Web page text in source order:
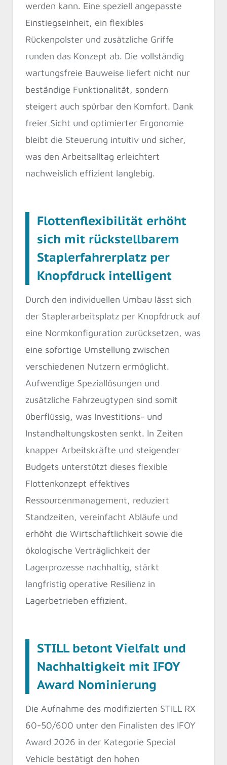
werden kann. Eine speziell angepasste
Einstiegseinheit, ein flexibles
Rückenpolster und zusätzliche Griffe
runden das Konzept ab. Die vollständig
wartungsfreie Bauweise liefert nicht nur
beständige Funktionalität, sondern
steigert auch spürbar den Komfort. Dank
freier Sicht und optimierter Ergonomie
bleibt die Steuerung intuitiv und sicher,
was den Arbeitsalltag erleichtert
nachweislich effizient langlebig.
Flottenflexibilität erhöht
sich mit rückstellbarem
Staplerfahrerplatz per
Knopfdruck intelligent
Durch den individuellen Umbau lässt sich
der Staplerarbeitsplatz per Knopfdruck auf
eine Normkonfiguration zurücksetzen, was
eine sofortige Umstellung zwischen
verschiedenen Nutzern ermöglicht.
Aufwendige Speziallösungen und
zusätzliche Fahrzeugtypen sind somit
überflüssig, was Investitions- und
Instandhaltungskosten senkt. In Zeiten
knapper Arbeitskräfte und steigender
Budgets unterstützt dieses flexible
Flottenkonzept effektives
Ressourcenmanagement, reduziert
Standzeiten, vereinfacht Abläufe und
erhöht die Wirtschaftlichkeit sowie die
ökologische Verträglichkeit der
Lagerprozesse nachhaltig, stärkt
langfristig operative Resilienz in
Lagerbetrieben effizient.
STILL betont Vielfalt und
Nachhaltigkeit mit IFOY
Award Nominierung
Die Aufnahme des modifizierten STILL RX
60-50/600 unter den Finalisten des IFOY
Award 2026 in der Kategorie Special
Vehicle bestätigt den hohen